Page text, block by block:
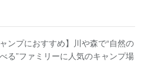
ンプにおすすめ】川や森で“自然の
る”ファミリーに人気のキャンプ場